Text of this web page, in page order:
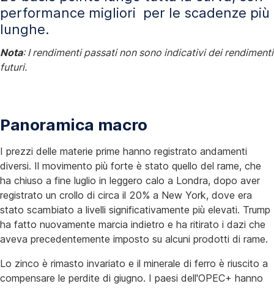
performance migliori per le scadenze più
lunghe.
Nota: I rendimenti passati non sono indicativi dei rendimenti
futuri.
Panoramica macro
I prezzi delle materie prime hanno registrato andamenti
diversi. Il movimento più forte è stato quello del rame, che
ha chiuso a fine luglio in leggero calo a Londra, dopo aver
registrato un crollo di circa il 20% a New York, dove era
stato scambiato a livelli significativamente più elevati. Trump
ha fatto nuovamente marcia indietro e ha ritirato i dazi che
aveva precedentemente imposto su alcuni prodotti di rame.
Lo zinco è rimasto invariato e il minerale di ferro è riuscito a
compensare le perdite di giugno. I paesi dell'OPEC+ hanno